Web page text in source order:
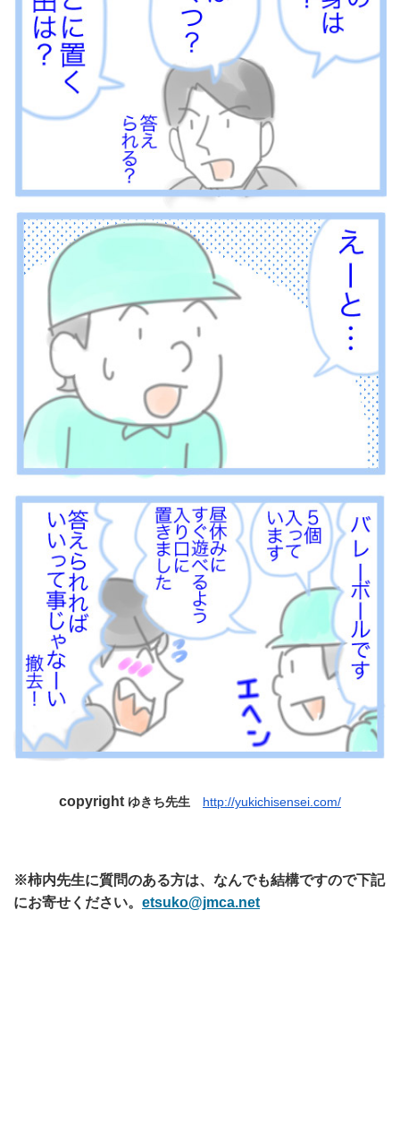
copyright ゆきち先生 http://yukichisensei.com/
※柿内先生に質問のある方は、なんでも結構ですので下記
にお寄せください。 etsuko@jmca.net